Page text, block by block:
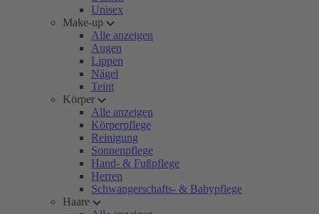
Unisex
Make-up
Alle anzeigen
Augen
Lippen
Nägel
Teint
Körper
Alle anzeigen
Körperpflege
Reinigung
Sonnenpflege
Hand- & Fußpflege
Herren
Schwangerschafts- & Babypflege
Haare